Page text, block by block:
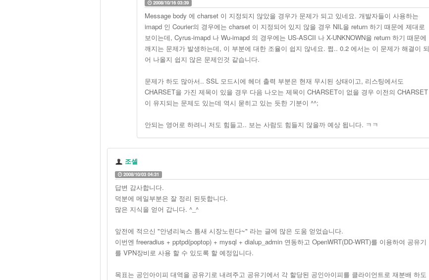
2008/10/16 03:39
Message body 에 charset 이 지정되지 않았을 경우가 문제가 되고 있네요. 개발자들이 사용하는
imapd 인 Courier의 경우에는 charset 이 지정되어 있지 않을 경우 NIL을 return 하기 때문에 제대로
보이는데, Cyrus-imapd 나 Wu-imapd 의 경우에는 US-ASCII 나 X-UNKNOWN을 return 하기 때문에
깨지는 문제가 발생하는데, 이 부분에 대한 조율이 쉽지 않네요. 쩝.. 0.2 에서는 이 문제가 해결이 되
어 나올지 쉽지 않은 문제인것 같습니다.
문제가 하도 많아서.. SSL 모드시에 헤더 출력 부분은 현재 무시된 상태이고, 리스팅에서도
CHARSET을 가진 제목이 있을 경우 다음 나오는 제목이 CHARSET이 없을 경우 이전의 CHARSET
이 유지되는 문제도 있는데 역시 묻히고 있는 듯한 기분이 ^^;
안되는 영어로 하려니 저도 힘들고.. 보는 사람도 힘들지 않을까 예상 됩니다. ㅋㅋ
조셀
2008/10/03 04:31
답변 감사합니다.
덕분에 메일부분은 잘 정리 된듯합니다.
많은 지식을 얻어 갑니다. ^_^
앞전에 적으신 "안녕리눅스 틈새 시장노린다~" 라는 글에 많은 도움 얻었습니다.
이번엔 freeradius + pptpd(poptop) + mysql + dialup_admin 연동하고 OpenWRT(DD-WRT)를 이용하여 공유기
를 VPN장비로 사용 할 수 있도록 할 예정입니다.
목표는 공인아이피 대역을 공유기로 내려주고 공유기에서 각 할당된 공인아이피를 클라이언트로 재분배 하도